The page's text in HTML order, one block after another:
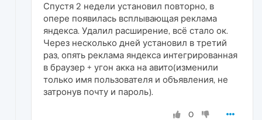
Спустя 2 недели установил повторно, в
опере появилась всплывающая реклама
яндекса. Удалил расширение, всё стало ок.
Через несколько дней установил в третий
раз, опять реклама яндекса интегрированная
в браузер + угон акка на авито(изменили
только имя пользователя и объявления, не
затронув почту и пароль).
0